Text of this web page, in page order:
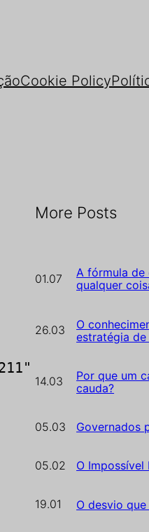
Cookie Policy
More Posts
01.07
A fórmula
qualquer
26.03
O
estratégia de
14.03
Por que um
cauda?
05.03 Governados
05.02 O Impossível
19.01 O desvio